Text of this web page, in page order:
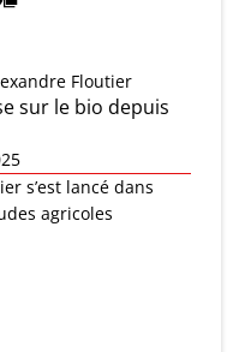
Floutier
sur le bio depuis
s’est lancé dans
agricoles